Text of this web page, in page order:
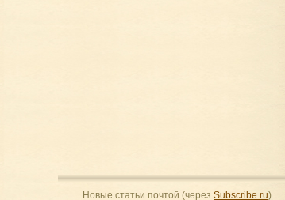
Новые статьи почтой (через Subscribe.ru)